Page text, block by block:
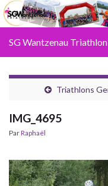
SG Wantzenau Triathlon
Triathlons
IMG_4695
ParRaphaël